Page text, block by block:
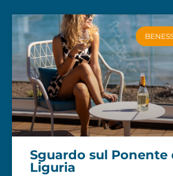
Sguardo sul Ponente
Liguria